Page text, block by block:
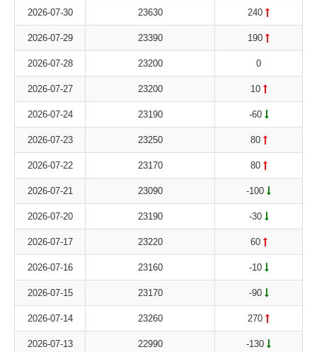
2026-07-30 23630 240
2026-07-29 23390 190
2026-07-28 23200 0
2026-07-27 23200 10
2026-07-24 23190 -60
2026-07-23 23250 80
2026-07-22 23170 80
2026-07-21 23090 -100
2026-07-20 23190 -30
2026-07-17 23220 60
2026-07-16 23160 -10
2026-07-15 23170 -90
2026-07-14 23260 270
2026-07-13 22990 -130